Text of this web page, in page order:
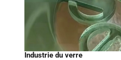
Industrie du verre